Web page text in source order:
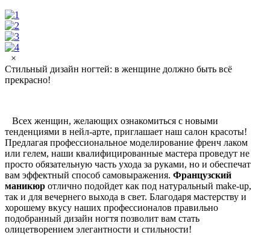
×
Стильный дизайн ногтей: в женщине должно быть всё
прекрасно!
Всех женщин, желающих ознакомиться с новыми
тенденциями в нейл-арте, приглашает наш салон красоты!
Предлагая профессиональное моделирование френч лаком
или гелем, наши квалифицированные мастера проведут не
просто обязательную часть ухода за руками, но и обеспечат
вам эффектный способ самовыражения. Французский
маникюр отлично подойдет как под натуральный make-up,
так и для вечернего выхода в свет. Благодаря мастерству и
хорошему вкусу наших профессионалов правильно
подобранный дизайн ногтя позволит вам стать
олицетворением элегантности и стильности!